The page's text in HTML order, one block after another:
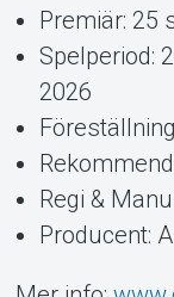
Premiär: 25
Spelperiod:
2026
Regi &
Producent: